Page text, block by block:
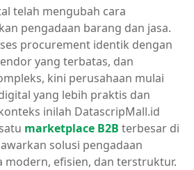
telah mengubah cara
pengadaan barang dan jasa.
procurement identik dengan
yang terbatas, dan
kini perusahaan mulai
yang lebih praktis dan
inilah DatascripMall.id
marketplace B2B terbesar di
solusi pengadaan
modern, efisien, dan terstruktur.